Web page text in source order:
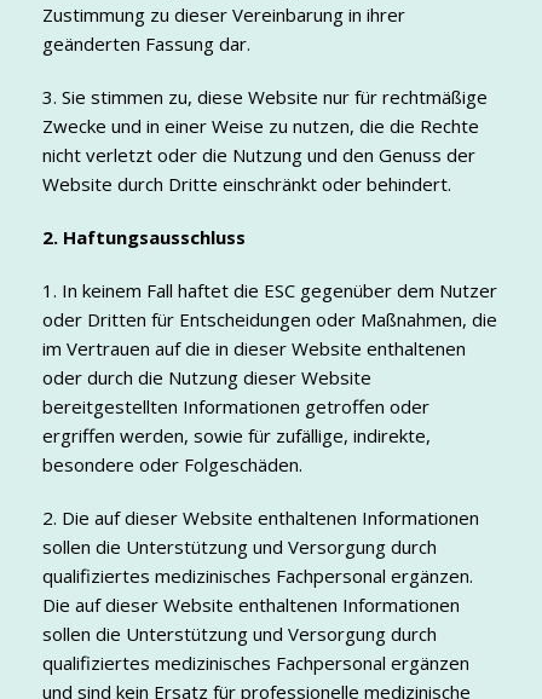
Zustimmung zu dieser Vereinbarung in ihrer
geänderten Fassung dar.
3. Sie stimmen zu, diese Website nur für rechtmäßige
Zwecke und in einer Weise zu nutzen, die die Rechte
nicht verletzt oder die Nutzung und den Genuss der
Website durch Dritte einschränkt oder behindert.
2. Haftungsausschluss
1. In keinem Fall haftet die ESC gegenüber dem Nutzer
oder Dritten für Entscheidungen oder Maßnahmen, die
im Vertrauen auf die in dieser Website enthaltenen
oder durch die Nutzung dieser Website
bereitgestellten Informationen getroffen oder
ergriffen werden, sowie für zufällige, indirekte,
besondere oder Folgeschäden.
2. Die auf dieser Website enthaltenen Informationen
sollen die Unterstützung und Versorgung durch
qualifiziertes medizinisches Fachpersonal ergänzen.
Die auf dieser Website enthaltenen Informationen
sollen die Unterstützung und Versorgung durch
qualifiziertes medizinisches Fachpersonal ergänzen
und sind kein Ersatz für professionelle medizinische